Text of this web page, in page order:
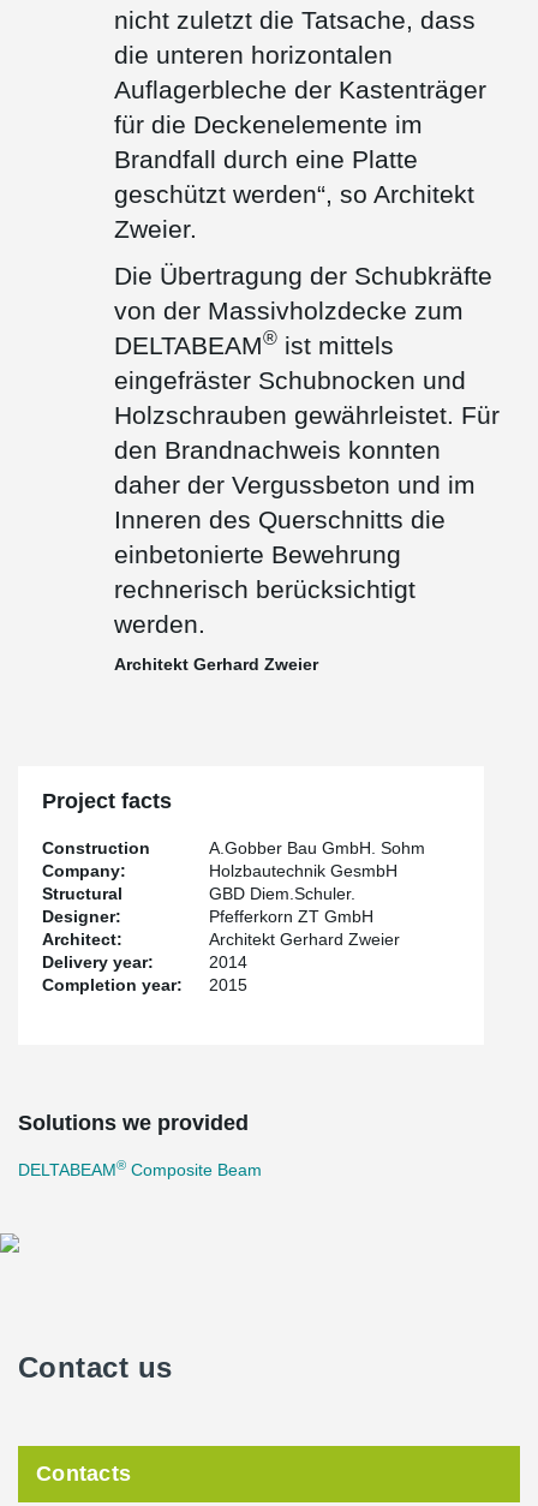
nicht zuletzt die Tatsache, dass
die unteren horizontalen
Auflagerbleche der Kastenträger
für die Deckenelemente im
Brandfall durch eine Platte
geschützt werden“, so Architekt
Zweier.
Die Übertragung der Schubkräfte
von der Massivholzdecke zum
DELTABEAM® ist mittels
eingefräster Schubnocken und
Holzschrauben gewährleistet. Für
den Brandnachweis konnten
daher der Vergussbeton und im
Inneren des Querschnitts die
einbetonierte Bewehrung
rechnerisch berücksichtigt
werden.
Architekt Gerhard Zweier
Project facts
Construction
Company:
A.Gobber Bau GmbH. Sohm
Holzbautechnik GesmbH
Structural
Designer:
GBD Diem.Schuler.
Pfefferkorn ZT GmbH
Architect:
Architekt Gerhard Zweier
Delivery year:
2014
Completion year:
2015
Solutions we provided
DELTABEAM® Composite Beam
Contact us
Contacts